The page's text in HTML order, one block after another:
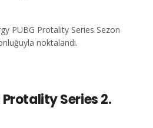
PUBG Protality Series Sezon
noktalandı.
Series 2.